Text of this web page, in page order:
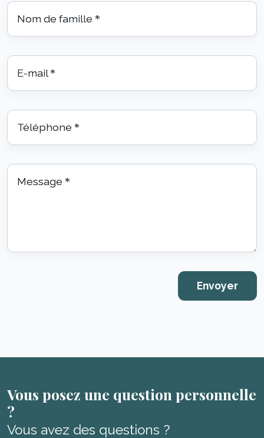
Nom de famille *
E-mail *
Téléphone *
Message *
Vous posez une question personnelle
?
Vous avez des questions ?